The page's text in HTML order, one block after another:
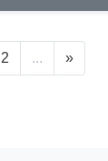
2 ... »